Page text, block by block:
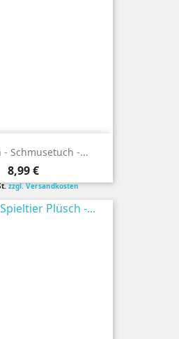
- Schmusetuch -...
Preis
8,99 €
zzgl. Versandkosten